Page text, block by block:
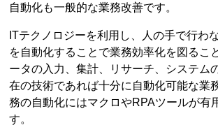
自動化も一般的な業務改善です。
ITテクノロジーを利用し、人の手で行わ
を自動化することで業務効率化を図るこ
ータの入力、集計、リサーチ、システム
在の技術であれば十分に自動化可能な業
務の自動化にはマクロやRPAツールが有
す。